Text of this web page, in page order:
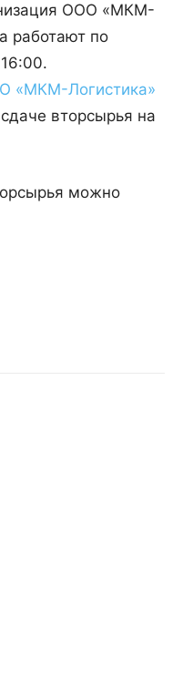
ООО «МКМ-
работают по
«МКМ-Логистика»
вторсырья на
можно